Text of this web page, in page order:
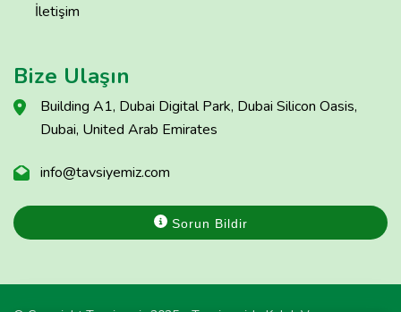
İletişim
Bize Ulaşın
Building A1, Dubai Digital Park, Dubai Silicon Oasis,
Dubai, United Arab Emirates
info@tavsiyemiz.com
Sorun Bildir